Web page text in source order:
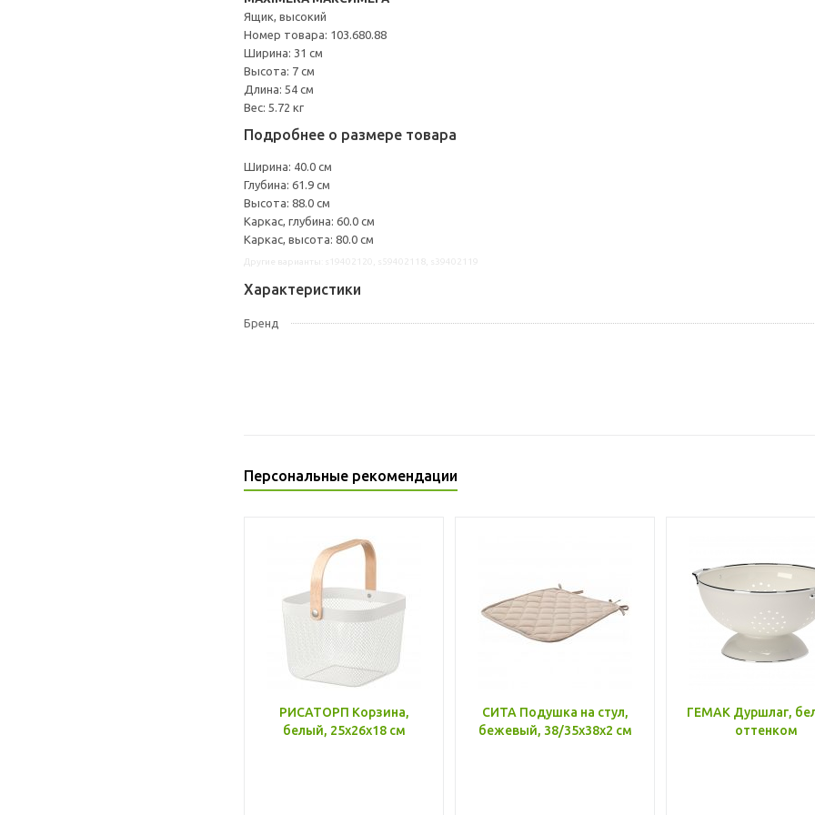
Ящик, высокий
Номер товара: 103.680.88
Ширина: 31 см
Высота: 7 см
Длина: 54 см
Вес: 5.72 кг
Подробнее о размере товара
Ширина: 40.0 см
Глубина: 61.9 см
Высота: 88.0 см
Каркас, глубина: 60.0 см
Каркас, высота: 80.0 см
Характеристики
Бренд
Персональные рекомендации
РИСАТОРП Корзина,
белый, 25x26x18 см
СИТА Подушка на стул,
бежевый, 38/35x38x2 см
ГЕМАК Дуршлаг,
оттенком